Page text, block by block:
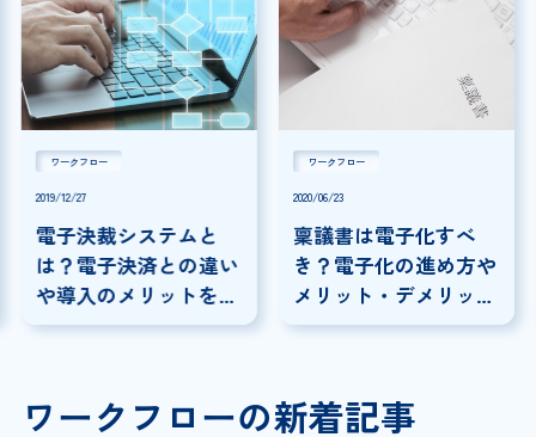
ワークフロー
2019/12/27
電子決裁システムと
は？電子決済との違い
や導入のメリットを徹
底解説
ワークフロー
2020/06/23
稟議書は電子化すべ
き？電子化の進め方や
メリット・デメリッ
ト・サービスを解説
ワークフローの新着記事